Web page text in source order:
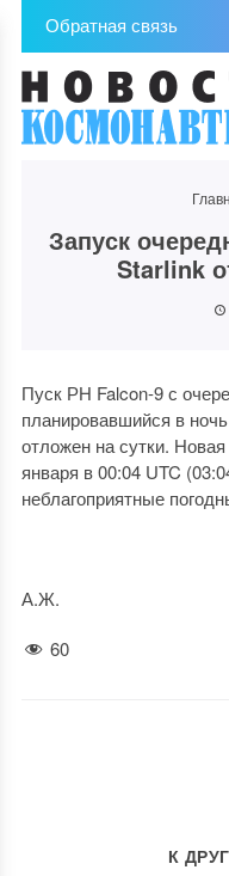
Обратная связь
Запуск
Starlink
Пуск РН Falcon-9 с
планировавшийся в
отложен на сутки.
января в 00:04 UTC
неблагоприятные
А.Ж.
60
К